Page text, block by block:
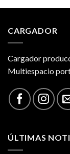
CARGADOR
Cargador
Multiespacio
ÚLTIMAS